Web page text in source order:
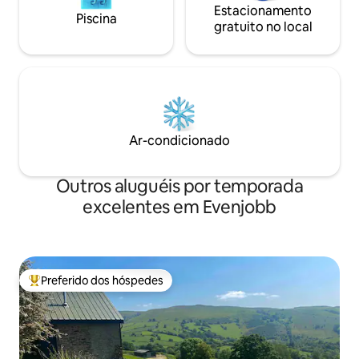
Piscina
Estacionamento
gratuito no local
Ar-condicionado
Outros aluguéis por temporada
excelentes em Evenjobb
Entre os melhores preferidos dos hóspedes
Preferido dos hóspedes